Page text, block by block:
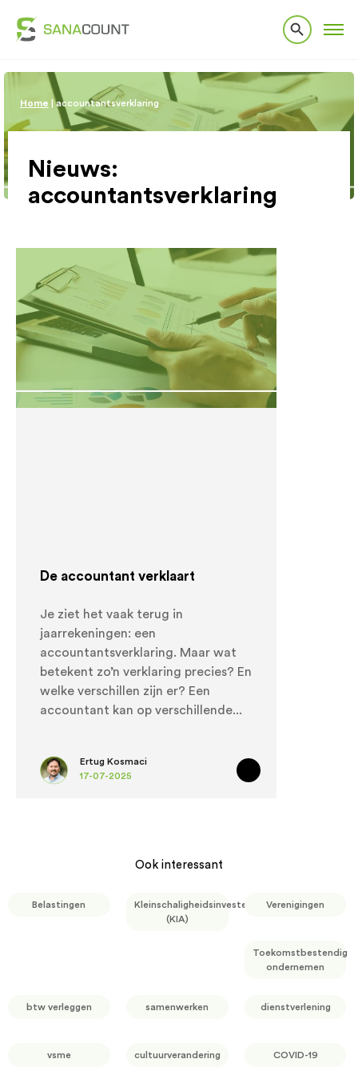
Home |accountantsverklaring
Nieuws:
accountantsverklaring
De accountant verklaart
Je ziet het vaak terug in
jaarrekeningen: een
accountantsverklaring. Maar wat
betekent zo’n verklaring precies? En
welke verschillen zijn er? Een
accountant kan op verschillende
Ertug Kosmaci
17-07-2025
Ook interessant
Belastingen
Kleinschaligheidsinvesteringsaftrek
(KIA)
Verenigingen
Toekomstbestendig
ondernemen
btw verleggen samenwerken dienstverlening
vsme cultuurverandering COVID-19